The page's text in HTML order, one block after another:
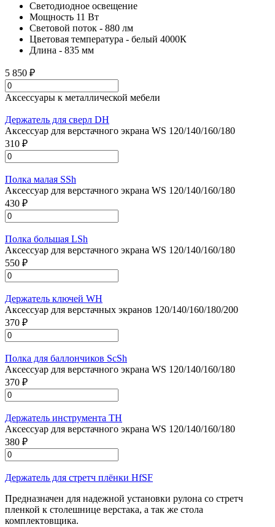
Светодиодное освещение
Мощность 11 Вт
Световой поток - 880 лм
Цветовая температура - белый 4000К
Длина - 835 мм
5 850 ₽
Аксессуары к металлической мебели
Держатель для сверл DH
Аксессуар для верстачного экрана WS 120/140/160/180
310 ₽
Полка малая SSh
Аксессуар для верстачного экрана WS 120/140/160/180
430 ₽
Полка большая LSh
Аксессуар для верстачного экрана WS 120/140/160/180
550 ₽
Держатель ключей WH
Аксессуар для верстачных экранов 120/140/160/180/200
370 ₽
Полка для баллончиков ScSh
Аксессуар для верстачного экрана WS 120/140/160/180
370 ₽
Держатель инструмента TH
Аксессуар для верстачного экрана WS 120/140/160/180
380 ₽
Держатель для стретч плёнки HfSF
Предназначен для надежной установки рулона со стретч
пленкой к столешнице верстака, а так же стола
комплектовщика.